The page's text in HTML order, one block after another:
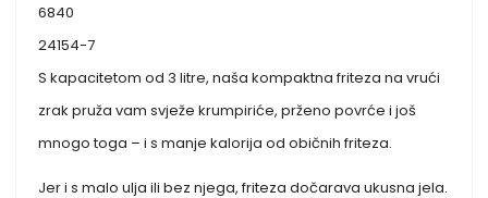
6840
24154-7
S kapacitetom od 3 litre, naša kompaktna friteza na vrući
zrak pruža vam svježe krumpiriće, prženo povrće i još
mnogo toga – i s manje kalorija od običnih friteza.
Jer i s malo ulja ili bez njega, friteza dočarava ukusna jela.